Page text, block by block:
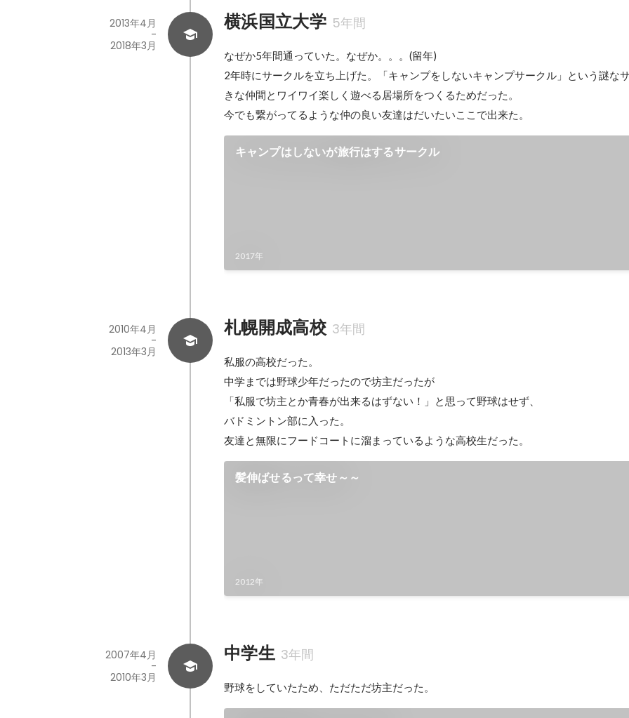
横浜国立大学 5年間
2013年4月
-
2018年3月
なぜか5年間通っていた。なぜか。。。(留年)
2年時にサークルを立ち上げた。「キャンプをしないキャンプサークル」という謎な
きな仲間とワイワイ楽しく遊べる居場所をつくるためだった。
キャンプはしないが旅行はするサークル
2017年
札幌開成高校 3年間
2010年4月
-
2013年3月
私服の高校だった。
中学までは野球少年だったので坊主だったが
「私服で坊主とか青春が出来るはずない！」と思って野球はせず、
バドミントン部に入った。
友達と無限にフードコートに溜まっているような高校生だった。
髪伸ばせるって幸せ～～
2012年
中学生 3年間
2007年4月
-
2010年3月
野球をしていたため、ただただ坊主だった。